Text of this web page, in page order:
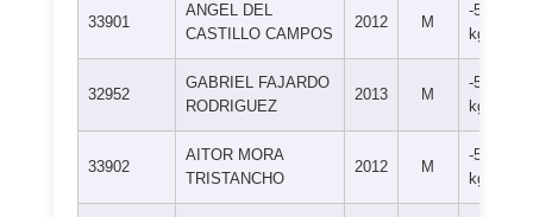
33901
ANGEL DEL
CASTILLO CAMPOS
2012 M
-55
kg
32952
GABRIEL FAJARDO
RODRIGUEZ
2013 M
-55
kg
33902
AITOR MORA
TRISTANCHO
2012 M
-55
kg